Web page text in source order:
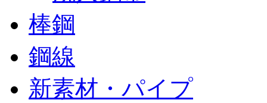
棒鋼
鋼線
新素材・パイプ